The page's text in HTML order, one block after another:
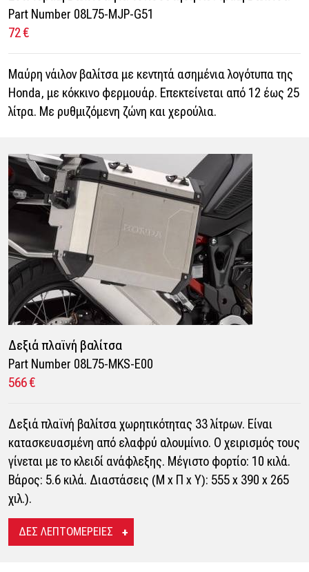
Part Number 08L75-MJP-G51
72 €
Μαύρη νάιλον βαλίτσα με κεντητά ασημένια λογότυπα της
Honda, με κόκκινο φερμουάρ. Επεκτείνεται από 12 έως 25
λίτρα. Με ρυθμιζόμενη ζώνη και χερούλια.
Δεξιά πλαϊνή βαλίτσα
Part Number 08L75-MKS-E00
566 €
Δεξιά πλαϊνή βαλίτσα χωρητικότητας 33 λίτρων. Είναι
κατασκευασμένη από ελαφρύ αλουμίνιο. Ο χειρισμός τους
γίνεται με το κλειδί ανάφλεξης. Μέγιστο φορτίο: 10 κιλά.
Βάρος: 5.6 κιλά. Διαστάσεις (Μ x Π x Υ): 555 x 390 x 265
χιλ.).
ΔΕΣ ΛΕΠΤΟΜΕΡΕΙΕΣ